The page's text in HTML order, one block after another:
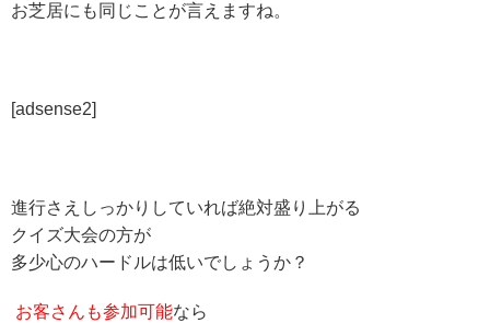
お芝居にも同じことが言えますね。
[adsense2]
進行さえしっかりしていれば絶対盛り上がる
クイズ大会の方が
多少心のハードルは低いでしょうか？
お客さんも参加可能なら